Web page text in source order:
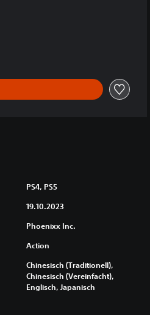
PS4, PS5
19.10.2023
Phoenixx Inc.
Action
Chinesisch (Traditionell),
Chinesisch (Vereinfacht),
Englisch, Japanisch